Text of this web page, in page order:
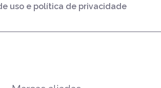
uso e política de privacidade